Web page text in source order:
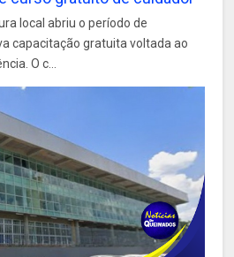
local abriu o período de
capacitação gratuita voltada ao
O c...